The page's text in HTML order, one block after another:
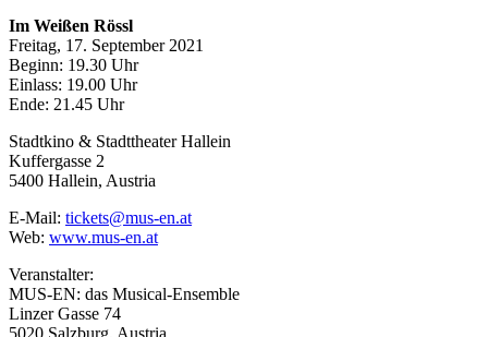
Im Weißen Rössl
Freitag, 17. September 2021
Beginn: 19.30 Uhr
Einlass: 19.00 Uhr
Ende: 21.45 Uhr
Stadtkino & Stadttheater Hallein
Kuffergasse 2
5400 Hallein, Austria
E-Mail: tickets@mus-en.at
Web: www.mus-en.at
Veranstalter:
MUS-EN: das Musical-Ensemble
Linzer Gasse 74
5020 Salzburg, Austria